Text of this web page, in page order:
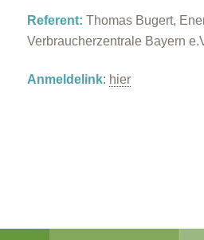
Referent: Thomas Bugert,
Verbraucherzentrale Bayern
Anmeldelink: hier